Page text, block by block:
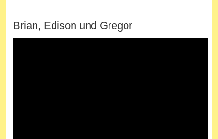
Brian, Edison und Gregor